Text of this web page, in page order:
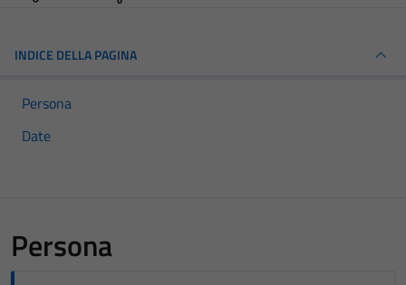
INDICE DELLA PAGINA
Persona
Date
Persona